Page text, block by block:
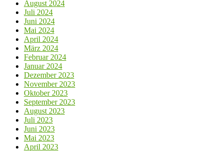
August 2024
Juli 2024
Juni 2024
Mai 2024
April 2024
März 2024
Februar 2024
Januar 2024
Dezember 2023
November 2023
Oktober 2023
September 2023
August 2023
Juli 2023
Juni 2023
Mai 2023
April 2023